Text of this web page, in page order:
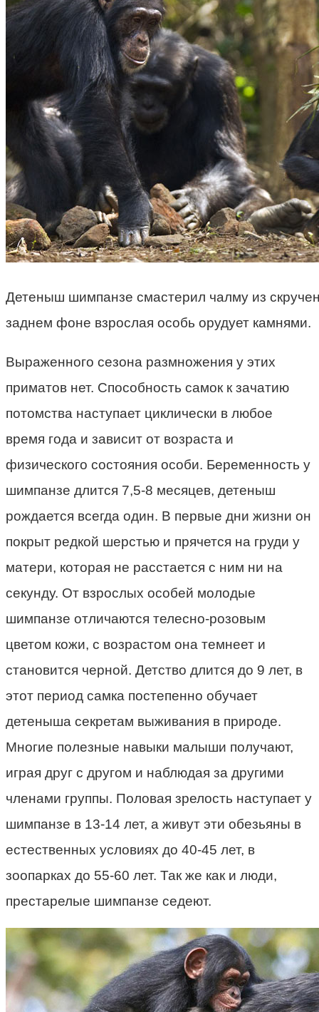
Детеныш шимпанзе смастерил чалму из
заднем фоне взрослая особь орудует камнями.
Выраженного сезона размножения у этих
приматов нет. Способность самок к зачатию
потомства наступает циклически в любое
время года и зависит от возраста и
физического состояния особи. Беременность у
шимпанзе длится 7,5-8 месяцев, детеныш
рождается всегда один. В первые дни жизни он
покрыт редкой шерстью и прячется на груди у
матери, которая не расстается с ним ни на
секунду. От взрослых особей молодые
шимпанзе отличаются телесно-розовым
цветом кожи, с возрастом она темнеет и
становится черной. Детство длится до 9 лет, в
этот период самка постепенно обучает
детеныша секретам выживания в природе.
Многие полезные навыки малыши получают,
играя друг с другом и наблюдая за другими
членами группы. Половая зрелость наступает у
шимпанзе в 13-14 лет, а живут эти обезьяны в
естественных условиях до 40-45 лет, в
зоопарках до 55-60 лет. Так же как и люди,
престарелые шимпанзе седеют.